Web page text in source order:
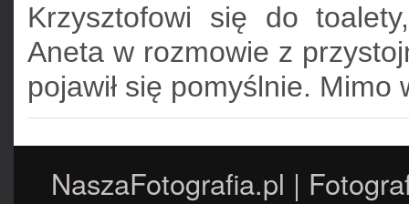
Krzysztofowi się do
Aneta w rozmowie z
pojawił się pomyślnie. Mimo
NaszaFotografia.pl |